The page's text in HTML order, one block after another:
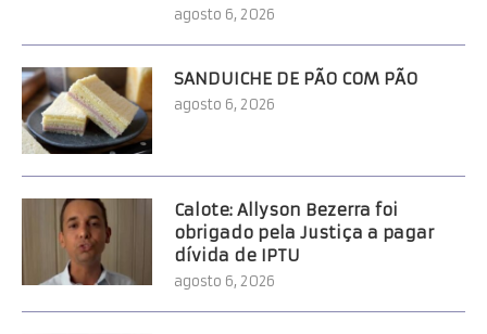
agosto 6, 2026
SANDUICHE DE PÃO COM PÃO
agosto 6, 2026
Calote: Allyson Bezerra foi
obrigado pela Justiça a pagar
dívida de IPTU
agosto 6, 2026